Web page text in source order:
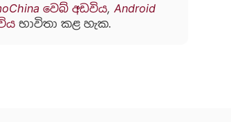
වෙබ් අඩවිය, Android
භාවිතා කළ හැක.